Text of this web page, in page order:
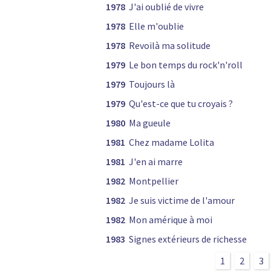
1978 J'ai oublié de vivre
1978 Elle m'oublie
1978 Revoilà ma solitude
1979 Le bon temps du rock'n'roll
1979 Toujours là
1979 Qu'est-ce que tu croyais ?
1980 Ma gueule
1981 Chez madame Lolita
1981 J'en ai marre
1982 Montpellier
1982 Je suis victime de l'amour
1982 Mon amérique à moi
1983 Signes extérieurs de richesse
1
2 3